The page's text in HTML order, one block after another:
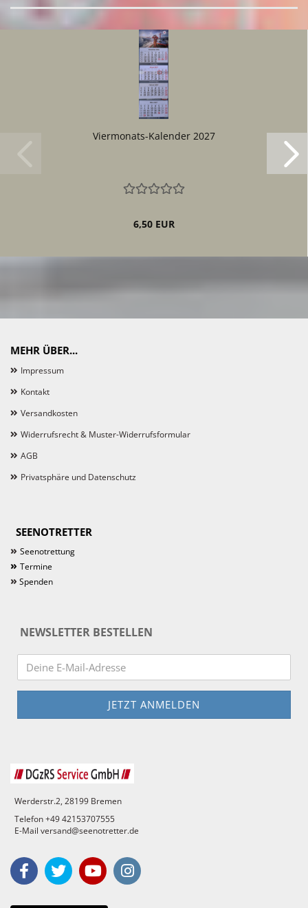
Viermonats-Kalender 2027
6,50 EUR
MEHR ÜBER...
Impressum
Kontakt
Versandkosten
Widerrufsrecht & Muster-Widerrufsformular
AGB
Privatsphäre und Datenschutz
SEENOTRETTER
» Seenotrettung
» Termine
» Spenden
NEWSLETTER BESTELLEN
Werderstr.2, 28199 Bremen
Telefon +49 42153707555
E-Mail versand@seenotretter.de